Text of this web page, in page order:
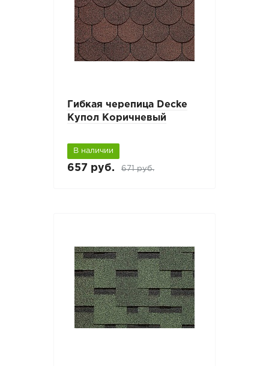
Гибкая черепица Decke
Купол Коричневый
В наличии
657 руб. 671 руб.